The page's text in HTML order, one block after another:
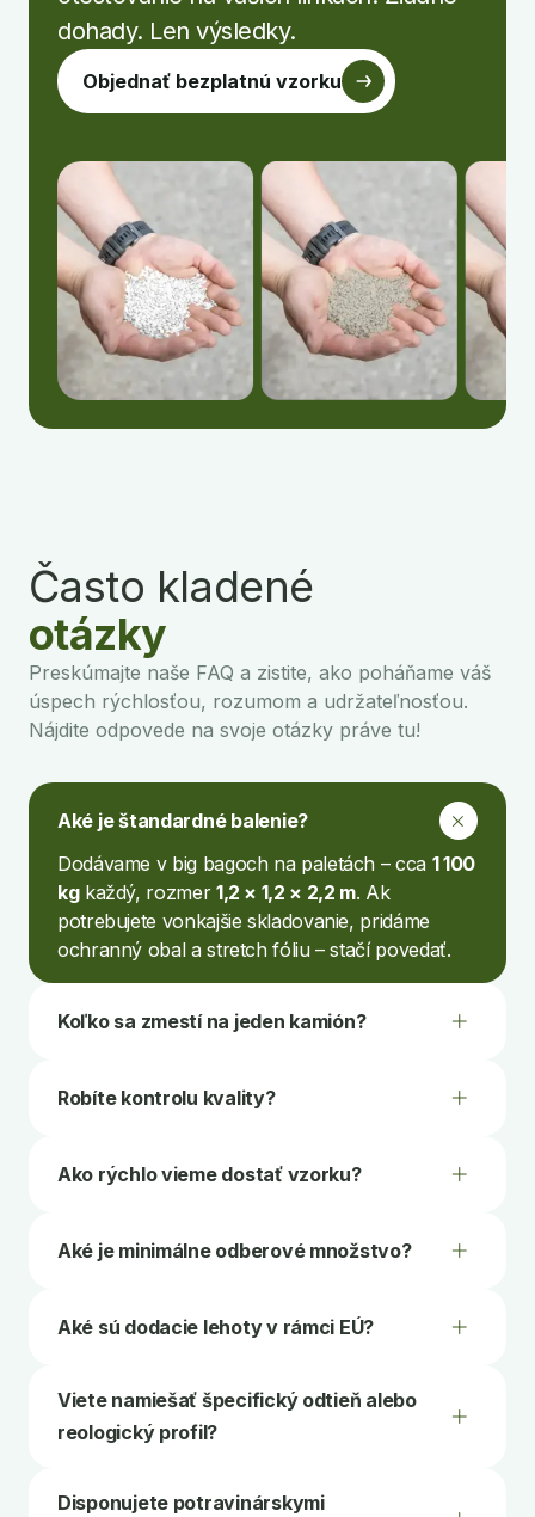
dohady. Len výsledky.
Objednať bezplatnú vzorku
Často kladené
otázky
Preskúmajte naše FAQ a zistite, ako poháňame váš
úspech rýchlosťou, rozumom a udržateľnosťou.
Nájdite odpovede na svoje otázky práve tu!
Aké je štandardné balenie?
Dodávame v big bagoch na paletách – cca 1 100
kgkaždý, rozmer 1,2 × 1,2 × 2,2 m. Ak
potrebujete vonkajšie skladovanie, pridáme
ochranný obal a stretch fóliu – stačí povedať.
Koľko sa zmestí na jeden kamión?
Robíte kontrolu kvality?
Ako rýchlo vieme dostať vzorku?
Aké je minimálne odberové množstvo?
Aké sú dodacie lehoty v rámci EÚ?
Viete namiešať špecifický odtieň alebo
reologický profil?
Disponujete potravinárskymi